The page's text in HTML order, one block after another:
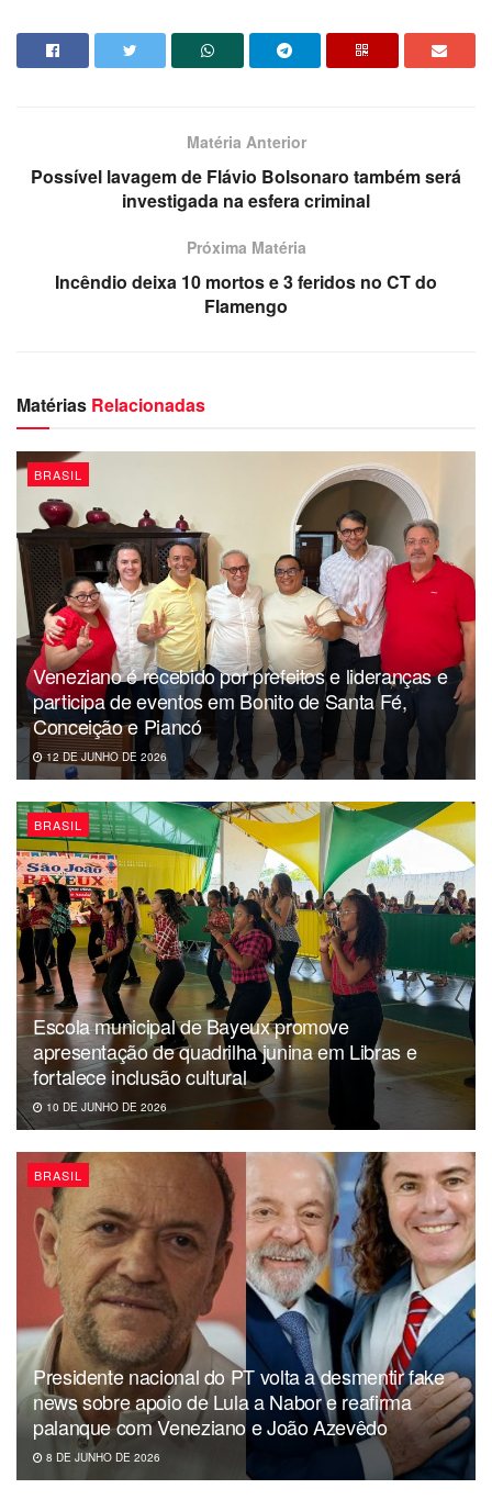
intensificando as inspeções da barragem Sul Superior.
Também será implantado equipamento com capacidade
Ainda segundo a reportagem, uma nova avaliação da
barragem será realizada neste domingo (10).
Matéria Anterior
Possível lavagem de Flávio Bolsonaro também será
investigada na esfera criminal
Próxima Matéria
Incêndio deixa 10 mortos e 3 feridos no CT do
Flamengo
Matérias Relacionadas
BRASIL
Veneziano é recebido por prefeitos e lideranças e
participa de eventos em Bonito de Santa Fé,
Conceição e Piancó
12 DE JUNHO DE 2026
BRASIL
Escola municipal de Bayeux promove
apresentação de quadrilha junina em Libras e
fortalece inclusão cultural
10 DE JUNHO DE 2026
BRASIL
Presidente nacional do PT volta a desmentir fake
news sobre apoio de Lula a Nabor e reafirma
palanque com Veneziano e João Azevêdo
8 DE JUNHO DE 2026